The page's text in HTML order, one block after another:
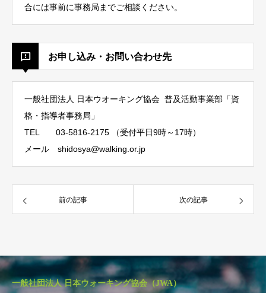
合には事前に事務局までご相談ください。
お申し込み・お問い合わせ先
一般社団法人 日本ウオーキング協会 普及活動事業部「資
格・指導者事務局」
TEL 03-5816-2175 （受付平日9時～17時）
メール shidosya@walking.or.jp
前の記事 次の記事
一般社団法人 日本ウォーキング協会（JWA）